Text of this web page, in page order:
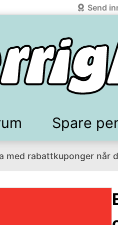
Send
Spare
& kuponger
med rabattkuponger når